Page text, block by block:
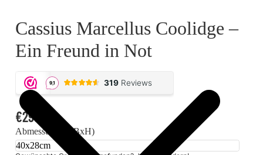
Cassius Marcellus Coolidge –
Ein Freund in Not
€299,00
Abmessungen (BxH)